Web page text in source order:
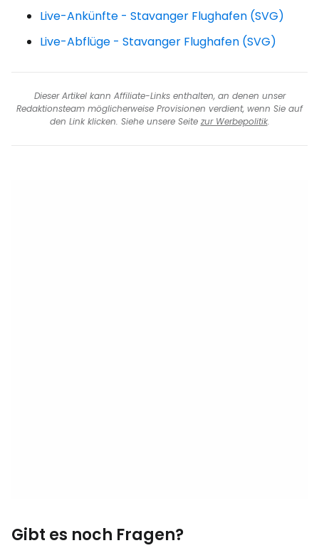
Live-Ankünfte - Stavanger Flughafen (SVG)
Live-Abflüge - Stavanger Flughafen (SVG)
Dieser Artikel kann Affiliate-Links enthalten, an denen unser
Redaktionsteam möglicherweise Provisionen verdient, wenn Sie auf
den Link klicken. Siehe unsere Seite zur Werbepolitik.
Gibt es noch Fragen?